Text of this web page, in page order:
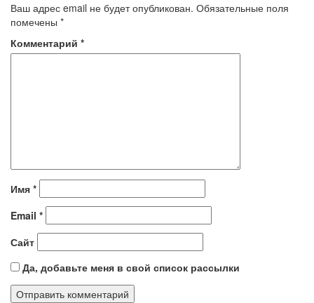
Ваш адрес email не будет опубликован. Обязательные поля
помечены *
Комментарий *
Имя *
Email *
Сайт
Да, добавьте меня в свой список рассылки